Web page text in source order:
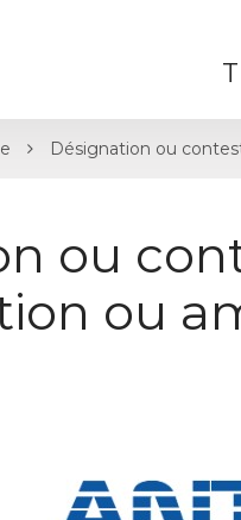
Désignation ou
ou
ou